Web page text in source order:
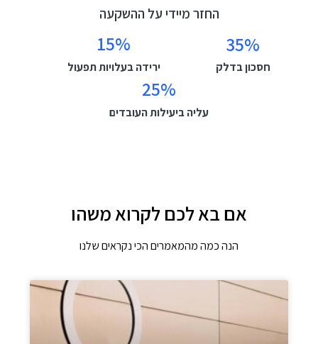
החזר מיידי על ההשקעה
%
35
חסכון בדלק
%
15
ירידה בעלויות תפעול
%
25
עליה ביעילות העובדים
אם בא לכם לקרוא משהו
הנה כמה מהמאמרים הכי נקראים שלנו